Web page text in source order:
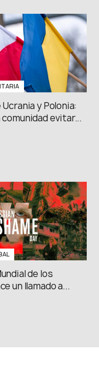
y Polonia:
evitar...
de los
un llamado a...